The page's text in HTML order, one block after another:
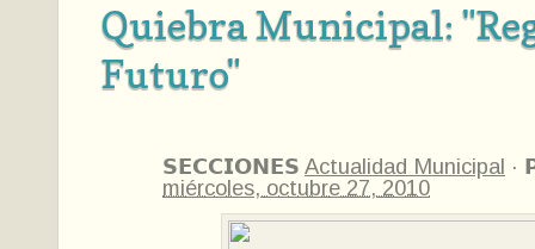
Quiebra Municipal:
Futuro"
𝗦𝗘𝗖𝗖𝗜𝗢𝗡𝗘𝗦 Actualidad Municipal ·
miércoles, octubre 27, 2010